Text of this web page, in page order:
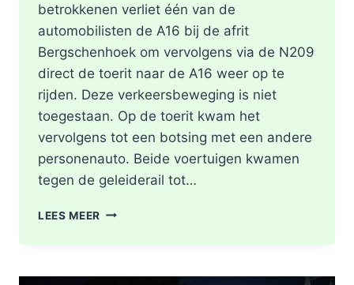
betrokkenen verliet één van de
automobilisten de A16 bij de afrit
Bergschenhoek om vervolgens via de N209
direct de toerit naar de A16 weer op te
rijden. Deze verkeersbeweging is niet
toegestaan. Op de toerit kwam het
vervolgens tot een botsing met een andere
personenauto. Beide voertuigen kwamen
tegen de geleiderail tot…
LEES MEER GEWONDE
NA